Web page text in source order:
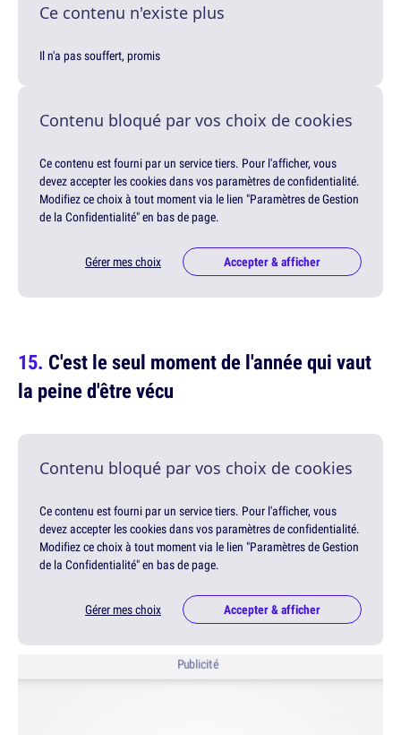
Ce contenu n'existe plus
Il n'a pas souffert, promis
Contenu bloqué par vos choix de cookies
Ce contenu est fourni par un service tiers. Pour l'afficher, vous
devez accepter les cookies dans vos paramètres de confidentialité.
Modifiez ce choix à tout moment via le lien "Paramètres de Gestion
de la Confidentialité" en bas de page.
Gérer mes choix Accepter & afficher
C'est le seul moment de l'année qui vaut
la peine d'être vécu
Contenu bloqué par vos choix de cookies
Ce contenu est fourni par un service tiers. Pour l'afficher, vous
devez accepter les cookies dans vos paramètres de confidentialité.
Modifiez ce choix à tout moment via le lien "Paramètres de Gestion
de la Confidentialité" en bas de page.
Gérer mes choix Accepter & afficher
Publicité